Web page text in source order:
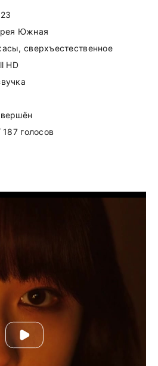
Южная
сверхъестественное
HD
187 голосов